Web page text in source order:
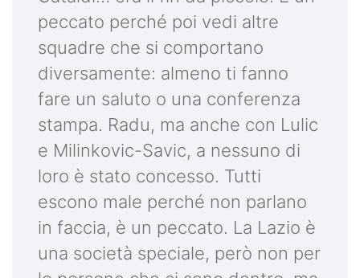
peccato perché poi vedi altre
squadre che si comportano
diversamente: almeno ti fanno
fare un saluto o una conferenza
stampa. Radu, ma anche con Lulic
e Milinkovic-Savic, a nessuno di
loro è stato concesso. Tutti
escono male perché non parlano
in faccia, è un peccato. La Lazio è
una società speciale, però non per